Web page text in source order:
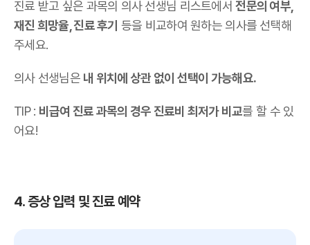
진료 받고 싶은 과목의 의사 선생님 리스트에서전문의 여부,
재진 희망율, 진료 후기 등을 비교하여 원하는 의사를 선택해
주세요.
의사 선생님은 내 위치에 상관 없이 선택이 가능해요.
TIP : 비급여 진료 과목의 경우 진료비 최저가 비교를 할 수 있
어요!
4. 증상 입력 및 진료 예약